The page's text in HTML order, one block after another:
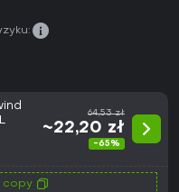
64,53 zł
~22,20 zł
-65%
copy